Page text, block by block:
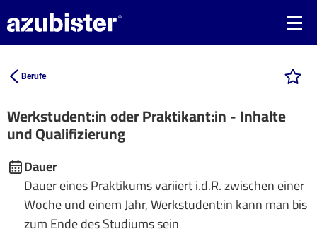
Berufe
Werkstudent:in oder Praktikant:in - Inhalte
und Qualifizierung
Dauer
Dauer eines Praktikums variiert i.d.R. zwischen einer
Woche und einem Jahr, Werkstudent:in kann man bis
zum Ende des Studiums sein